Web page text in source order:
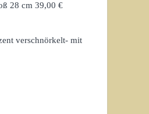
28 cm 39,00 €
verschnörkelt- mit